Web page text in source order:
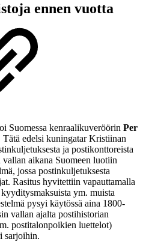
ennen vuotta
Suomessa kenraalikuveröörin Per
Tätä edelsi kuningatar Kristiinan
ja postikonttoreista
aikana Suomeen luotiin
jossa postinkuljetuksesta
Rasitus hyvitettiin vapauttamalla
ym. muista
pysyi käytössä aina 1800-
vallan ajalta postihistorian
postitalonpoikien luettelot)
sarjoihin.